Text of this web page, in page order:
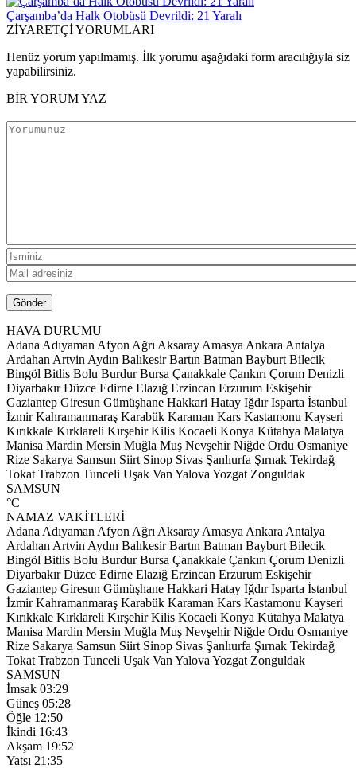
Çarşamba’da Halk Otobüsü Devrildi: 21 Yaralı
ZİYARETÇİ YORUMLARI
Henüz yorum yapılmamış. İlk yorumu aşağıdaki form aracılığıyla siz
yapabilirsiniz.
BİR YORUM YAZ
HAVA DURUMU
Adana Adıyaman Afyon Ağrı Aksaray Amasya Ankara Antalya
Ardahan Artvin Aydın Balıkesir Bartın Batman Bayburt Bilecik
Bingöl Bitlis Bolu Burdur Bursa Çanakkale Çankırı Çorum Denizli
Diyarbakır Düzce Edirne Elazığ Erzincan Erzurum Eskişehir
Gaziantep Giresun Gümüşhane Hakkari Hatay Iğdır Isparta İstanbul
İzmir Kahramanmaraş Karabük Karaman Kars Kastamonu Kayseri
Kırıkkale Kırklareli Kırşehir Kilis Kocaeli Konya Kütahya Malatya
Manisa Mardin Mersin Muğla Muş Nevşehir Niğde Ordu Osmaniye
Rize Sakarya Samsun Siirt Sinop Sivas Şanlıurfa Şırnak Tekirdağ
Tokat Trabzon Tunceli Uşak Van Yalova Yozgat Zonguldak
SAMSUN
°C
NAMAZ VAKİTLERİ
Adana Adıyaman Afyon Ağrı Aksaray Amasya Ankara Antalya
Ardahan Artvin Aydın Balıkesir Bartın Batman Bayburt Bilecik
Bingöl Bitlis Bolu Burdur Bursa Çanakkale Çankırı Çorum Denizli
Diyarbakır Düzce Edirne Elazığ Erzincan Erzurum Eskişehir
Gaziantep Giresun Gümüşhane Hakkari Hatay Iğdır Isparta İstanbul
İzmir Kahramanmaraş Karabük Karaman Kars Kastamonu Kayseri
Kırıkkale Kırklareli Kırşehir Kilis Kocaeli Konya Kütahya Malatya
Manisa Mardin Mersin Muğla Muş Nevşehir Niğde Ordu Osmaniye
Rize Sakarya Samsun Siirt Sinop Sivas Şanlıurfa Şırnak Tekirdağ
Tokat Trabzon Tunceli Uşak Van Yalova Yozgat Zonguldak
SAMSUN
İmsak 03:29
Güneş 05:28
Öğle 12:50
İkindi 16:43
Akşam 19:52
Yatsı 21:35